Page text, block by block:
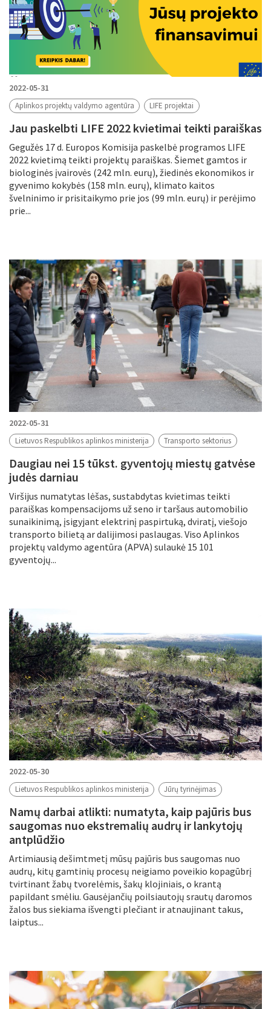
2022-05-31
Aplinkos projektų valdymo agentūra LIFE projektai
Jau paskelbti LIFE 2022 kvietimai teikti paraiškas
Gegužės 17 d. Europos Komisija paskelbė programos LIFE
2022 kvietimą teikti projektų paraiškas. Šiemet gamtos ir
biologinės įvairovės (242 mln. eurų), žiedinės ekonomikos ir
gyvenimo kokybės (158 mln. eurų), klimato kaitos
švelninimo ir prisitaikymo prie jos (99 mln. eurų) ir perėjimo
prie...
2022-05-31
Lietuvos Respublikos aplinkos ministerija Transporto sektorius
Daugiau nei 15 tūkst. gyventojų miestų gatvėse
judės darniau
Viršijus numatytas lėšas, sustabdytas kvietimas teikti
paraiškas kompensacijoms už seno ir taršaus automobilio
sunaikinimą, įsigyjant elektrinį paspirtuką, dviratį, viešojo
transporto bilietą ar dalijimosi paslaugas. Viso Aplinkos
projektų valdymo agentūra (APVA) sulaukė 15 101
gyventojų...
2022-05-30
Lietuvos Respublikos aplinkos ministerija Jūrų tyrinėjimas
Namų darbai atlikti: numatyta, kaip pajūris bus
saugomas nuo ekstremalių audrų ir lankytojų
antplūdžio
Artimiausią dešimtmetį mūsų pajūris bus saugomas nuo
audrų, kitų gamtinių procesų neigiamo poveikio kopagūbrį
tvirtinant žabų tvorelėmis, šakų klojiniais, o krantą
papildant smėliu. Gausėjančių poilsiautojų srautų daromos
žalos bus siekiama išvengti plečiant ir atnaujinant takus,
laiptus...